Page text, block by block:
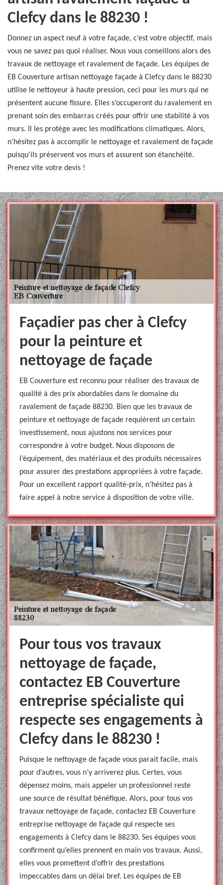
Clefcy dans le 88230 !
Donnez un aspect neuf à votre façade, c’est votre objectif, mais
vous ne savez pas quoi réaliser. Nous vous conseillons alors des
travaux de nettoyage et ravalement de façade. Les équipes de
EB Couverture artisan nettoyage façade à Clefcy dans le 88230
utilise le nettoyeur à haute pression, ceci pour les murs qui ne
présentent aucune fissure. Elles s’occuperont du ravalement en
prenant soin des embarras créés pour offrir une stabilité à vos
murs. Il les protège avec les modifications climatiques. Alors,
n’hésitez pas à accomplir le nettoyage et ravalement de façade
puisqu'ils préservent vos murs et assurent son étanchéité.
Prenez vite votre devis !
Façadier pas cher à Clefcy
pour la peinture et
nettoyage de façade
EB Couverture est reconnu pour réaliser des travaux de
qualité à des prix abordables dans le domaine du
ravalement de façade 88230. Bien que les travaux de
peinture et nettoyage de façade requièrent un certain
investissement, nous ajustons nos services pour
correspondre à votre budget. Nous disposons de
l’équipement, des matériaux et des produits nécessaires
pour assurer des prestations appropriées à votre façade.
Pour un excellent rapport qualité-prix, n’hésitez pas à
faire appel à notre service à disposition de votre ville.
Pour tous vos travaux
nettoyage de façade,
contactez EB Couverture
entreprise spécialiste qui
respecte ses engagements à
Clefcy dans le 88230 !
Puisque le nettoyage de façade vous parait facile, mais
pour d’autres, vous n’y arriverez plus. Certes, vous
dépensez moins, mais appeler un professionnel reste
une source de résultat bénéfique. Alors, pour tous vos
travaux nettoyage de façade, contactez EB Couverture
entreprise nettoyage de façade qui respecte ses
engagements à Clefcy dans le 88230. Ses équipes vous
confirment qu’elles prennent en main vos travaux. Aussi,
elles vous promettent d’offrir des prestations
impeccables dans un délai bref. Les équipes de EB